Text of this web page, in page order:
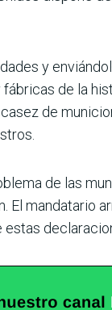
y
de la
de
de las
El mandatario
estas